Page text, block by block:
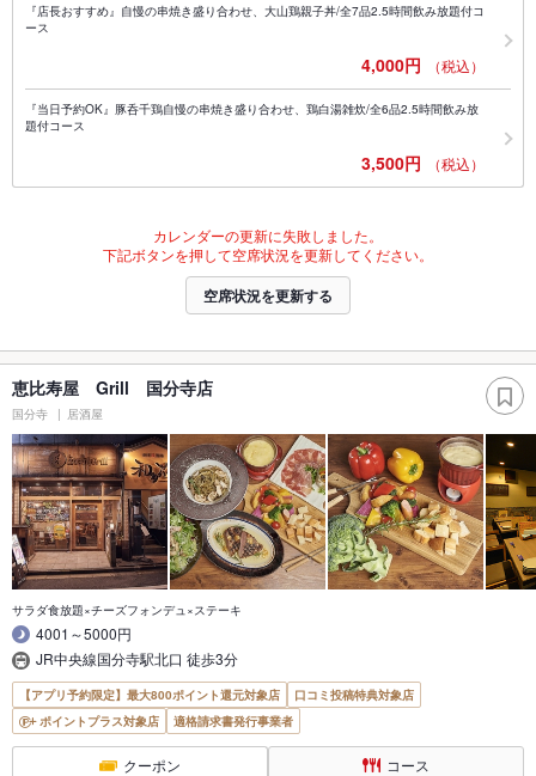
『店長おすすめ』自慢の串焼き盛り合わせ、大山鶏親子丼/全7品2.5時間飲み放題付コ
ース
4,000円 （税込）
『当日予約OK』豚呑千鶏自慢の串焼き盛り合わせ、鶏白湯雑炊/全6品2.5時間飲み放
題付コース
3,500円 （税込）
カレンダーの更新に失敗しました。
下記ボタンを押して空席状況を更新してください。
空席状況を更新する
恵比寿屋 Grill 国分寺店
国分寺 居酒屋
サラダ食放題×チーズフォンデュ×ステーキ
4001～5000円
JR中央線国分寺駅北口 徒歩3分
【アプリ予約限定】最大800ポイント還元対象店
口コミ投稿特典対象店
ポイントプラス対象店
適格請求書発行事業者
クーポン コース